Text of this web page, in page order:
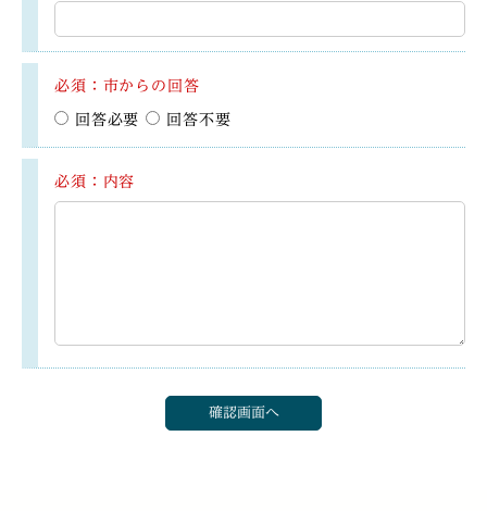
必須：市からの回答
回答必要 回答不要
必須：内容